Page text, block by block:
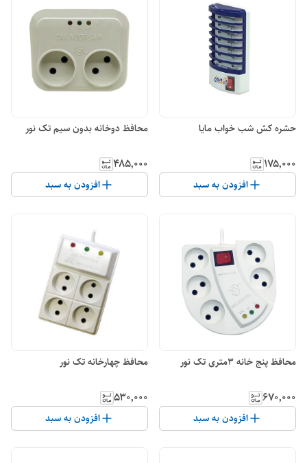
حشره کش شب خواب مایا
۱۷۵٬۰۰۰
افزودن به سبد
محافظ دوخانه بدون سیم تک نور
۴۸۵٬۰۰۰
افزودن به سبد
محافظ پنج خانه 3متری تک نور
۶۷۰٬۰۰۰
افزودن به سبد
محافظ چهارخانه تک نور
۵۳۰٬۰۰۰
افزودن به سبد